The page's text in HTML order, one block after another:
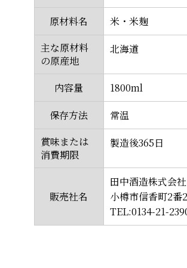
原材料名
米・米麹
主な原材料
の原産地
北海道
内容量
1800ml
保存方法
常温
賞味または
消費期限
製造後365日
販売社名
田中酒造株式会社
小樽市信香町2番
TEL:0134-21-